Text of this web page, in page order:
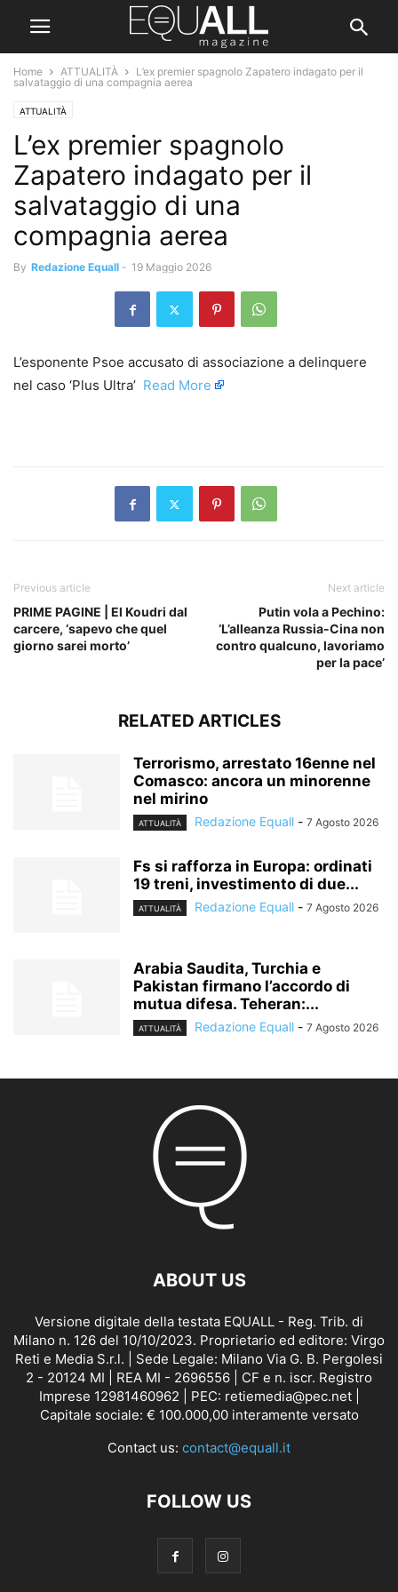
Home ATTUALITÀ
L’ex premier spagnolo Zapatero indagato per il
salvataggio di una compagnia aerea
ATTUALITÀ
L’ex premier spagnolo
Zapatero indagato per il
salvataggio di una
compagnia aerea
By Redazione Equall - 19 Maggio 2026
L’esponente Psoe accusato di associazione a delinquere
nel caso ‘Plus Ultra’ ​ Read More
Previous article
PRIME PAGINE | El Koudri dal
carcere, ‘sapevo che quel
giorno sarei morto’
Next article
Putin vola a Pechino:
‘L’alleanza Russia-Cina non
contro qualcuno, lavoriamo
per la pace’
RELATED ARTICLES
Terrorismo, arrestato 16enne nel
Comasco: ancora un minorenne
nel mirino
ATTUALITÀ Redazione Equall - 7 Agosto 2026
Fs si rafforza in Europa: ordinati
19 treni, investimento di due...
ATTUALITÀ Redazione Equall - 7 Agosto 2026
Arabia Saudita, Turchia e
Pakistan firmano l’accordo di
mutua difesa. Teheran:...
ATTUALITÀ Redazione Equall - 7 Agosto 2026
ABOUT US
Versione digitale della testata EQUALL - Reg. Trib. di
Milano n. 126 del 10/10/2023. Proprietario ed editore: Virgo
Reti e Media S.r.l. | Sede Legale: Milano Via G. B. Pergolesi
2 - 20124 MI | REA MI - 2696556 | CF e n. iscr. Registro
Imprese 12981460962 | PEC: retiemedia@pec.net |
Capitale sociale: € 100.000,00 interamente versato
Contact us: contact@equall.it
FOLLOW US